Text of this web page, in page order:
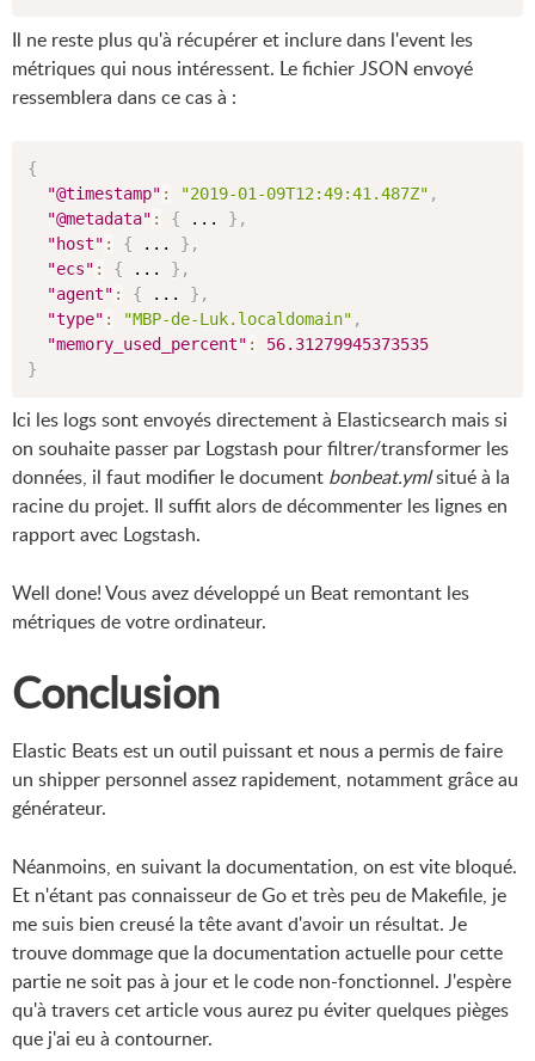
Il ne reste plus qu'à récupérer et inclure dans l'event les
métriques qui nous intéressent. Le fichier JSON envoyé
ressemblera dans ce cas à :
{
"@timestamp" : "2019-01-09T12:49:41.487Z" ,
"@metadata" : { ... } ,
"host" : { ... } ,
"ecs" : { ... } ,
"agent" : { ... } ,
"type" : "MBP-de-Luk.localdomain" ,
"memory_used_percent" :
56.31279945373535
}
Ici les logs sont envoyés directement à Elasticsearch mais si
on souhaite passer par Logstash pour filtrer/transformer les
données, il faut modifier le document bonbeat.ymlsitué à la
racine du projet. Il suffit alors de décommenter les lignes en
rapport avec Logstash.
Well done! Vous avez développé un Beat remontant les
métriques de votre ordinateur.
Conclusion
Elastic Beats est un outil puissant et nous a permis de faire
un shipper personnel assez rapidement, notamment grâce au
générateur.
Néanmoins, en suivant la documentation, on est vite bloqué.
Et n'étant pas connaisseur de Go et très peu de Makefile, je
me suis bien creusé la tête avant d'avoir un résultat. Je
trouve dommage que la documentation actuelle pour cette
partie ne soit pas à jour et le code non-fonctionnel. J'espère
qu'à travers cet article vous aurez pu éviter quelques pièges
que j'ai eu à contourner.